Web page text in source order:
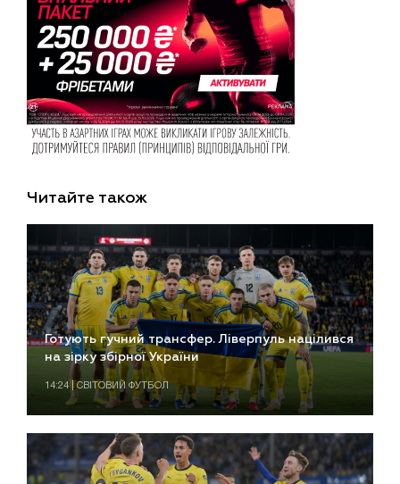
Читайте також
Готують гучний трансфер. Ліверпуль націлився
на зірку збірної України
14:24 | СВІТОВИЙ ФУТБОЛ